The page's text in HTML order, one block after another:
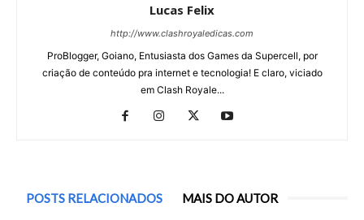
Lucas Felix
http://www.clashroyaledicas.com
ProBlogger, Goiano, Entusiasta dos Games da Supercell, por
criação de conteúdo pra internet e tecnologia! E claro, viciado
em Clash Royale...
POSTS RELACIONADOS MAIS DO AUTOR